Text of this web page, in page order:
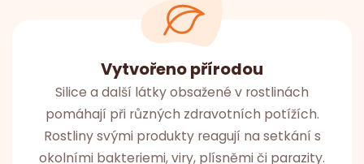
Vytvořeno přírodou
Silice a další látky obsažené v rostlinách
pomáhají při různých zdravotních potížích.
Rostliny svými produkty reagují na setkání s
okolními bakteriemi, viry, plísněmi či parazity.